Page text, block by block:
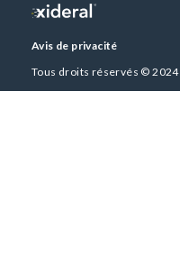
Avis de privacité
Tous droits réservés © 2024